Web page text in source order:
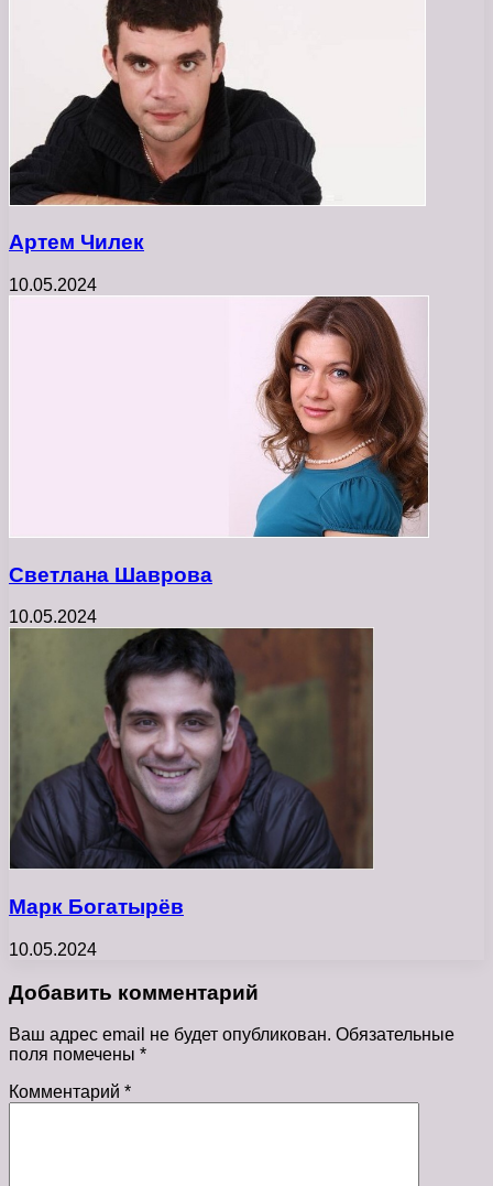
Артем Чилек
10.05.2024
Светлана Шаврова
10.05.2024
Марк Богатырёв
10.05.2024
Добавить комментарий
Ваш адрес email не будет опубликован. Обязательные
поля помечены *
Комментарий *